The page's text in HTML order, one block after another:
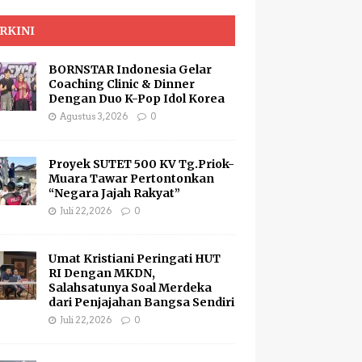
BORNSTAR Indonesia Gelar
Coaching Clinic & Dinner
Dengan Duo K-Pop Idol Korea
Agustus 3, 2026 0
Proyek SUTET 500 KV Tg.Priok-
Muara Tawar Pertontonkan
“Negara Jajah Rakyat”
Juli 22, 2026 0
Umat Kristiani Peringati HUT
RI Dengan MKDN,
Salahsatunya Soal Merdeka
dari Penjajahan Bangsa Sendiri
Juli 22, 2026 0